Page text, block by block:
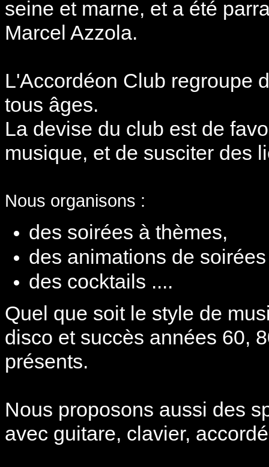
seine et marne, et a été
Marcel Azzola.
L'Accordéon Club regroupe
tous âges.
La devise du club est de
musique, et de susciter des
Nous organisons :
des soirées à thèmes,
des animations de
des cocktails ....
Quel que soit le style de
disco et succès années 60,
présents.
Nous proposons aussi des
avec guitare, clavier,